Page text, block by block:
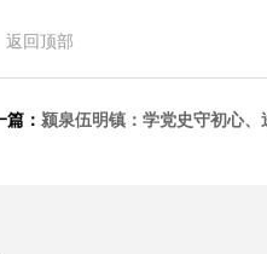
返回顶部
篇： 颍泉伍明镇：学党史守初心、